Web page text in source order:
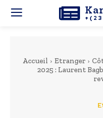
Accueil Etranger
2025 : Laurent